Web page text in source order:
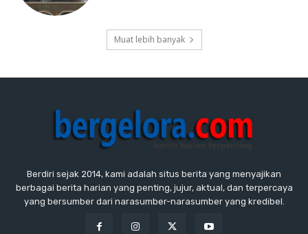
Muat lebih banyak
Berdiri sejak 2014, kami adalah situs berita yang menyajikan
berbagai berita harian yang penting, jujur, aktual, dan terpercaya
yang bersumber dari narasumber-narasumber yang kredibel.